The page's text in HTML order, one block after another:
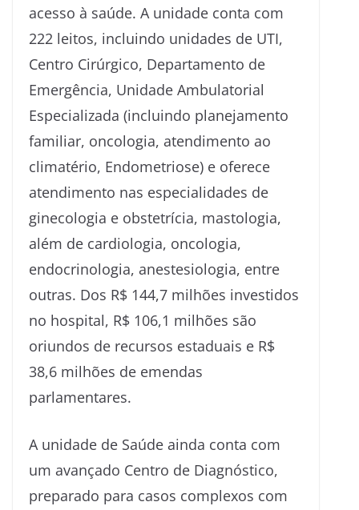
acesso à saúde. A unidade conta com
222 leitos, incluindo unidades de UTI,
Centro Cirúrgico, Departamento de
Emergência, Unidade Ambulatorial
Especializada (incluindo planejamento
familiar, oncologia, atendimento ao
climatério, Endometriose) e oferece
atendimento nas especialidades de
ginecologia e obstetrícia, mastologia,
além de cardiologia, oncologia,
endocrinologia, anestesiologia, entre
outras. Dos R$ 144,7 milhões investidos
no hospital, R$ 106,1 milhões são
oriundos de recursos estaduais e R$
38,6 milhões de emendas
parlamentares.
A unidade de Saúde ainda conta com
um avançado Centro de Diagnóstico,
preparado para casos complexos com